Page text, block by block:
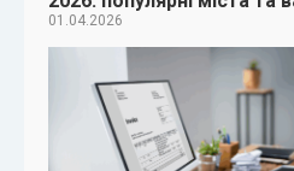
01.04.2026